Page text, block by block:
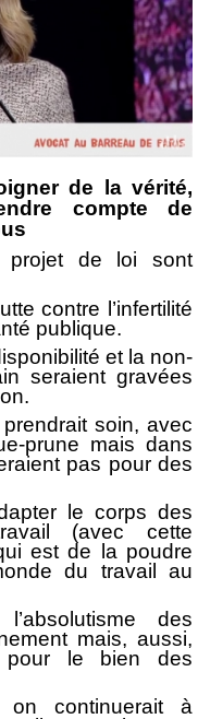
de la vérité,
compte de
projet de loi sont
contre l’infertilité
publique.
et la non-
seraient gravées
soin, avec
prune mais dans
pas pour des
le corps des
(avec cette
est de la poudre
du travail au
des
mais, aussi,
pour le bien des
on continuerait à